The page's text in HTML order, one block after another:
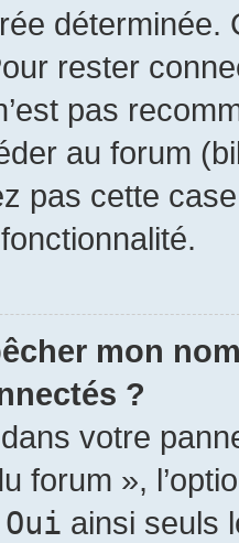
déterminée.
rester
pas
au forum
pas cette
mon
?
votre
forum »,
Oui ainsi seuls